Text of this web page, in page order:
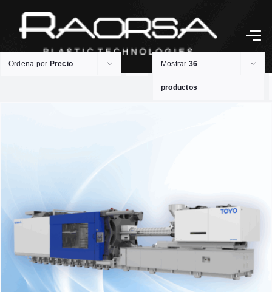
Ordena por Precio Mostrar 36
productos